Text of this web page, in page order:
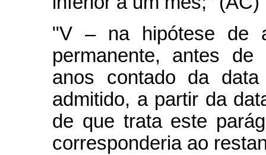
"V – na hipótese de
permanente, antes
anos contado da
admitido, a partir da
de que trata este
corresponderia ao